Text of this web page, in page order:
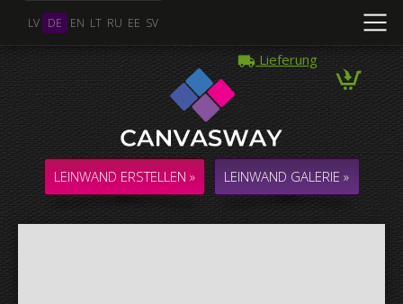
LV DE EN LT RU EE SV
Lieferung
LEINWAND ERSTELLEN » LEINWAND GALERIE »
Mehrere Fotos
COLLAGE / KOMPOSITION aus mehreren Fotos